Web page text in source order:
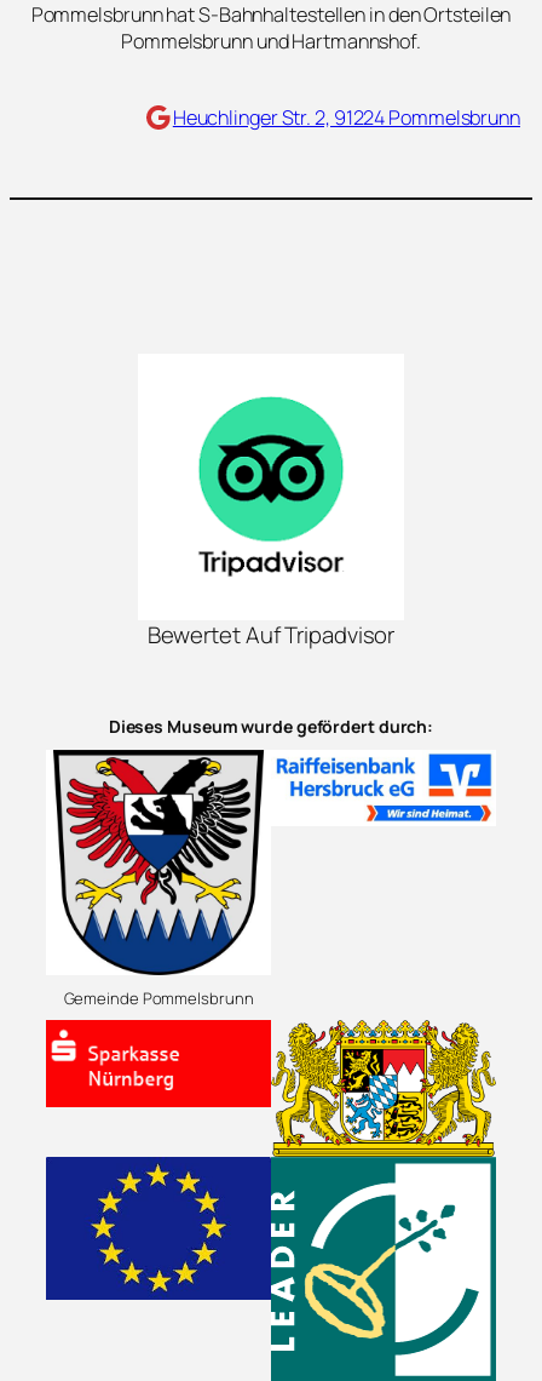
Pommelsbrunn hat S-Bahnhaltestellen in den Ortsteilen
Pommelsbrunn und Hartmannshof.
Maps Heuchlinger Str. 2, 91224 Pommelsbrunn
Bewertet Auf Tripadvisor
Dieses Museum wurde gefördert durch:
Gemeinde Pommelsbrunn